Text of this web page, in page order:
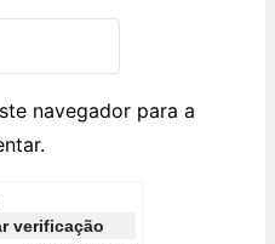
navegador para a
verificação